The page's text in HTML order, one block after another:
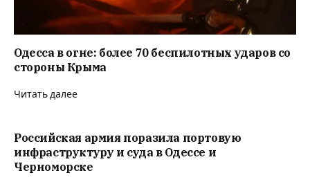
Одесса в огне: более 70 беспилотных ударов со
стороны Крыма
Читать далее
Российская армия поразила портовую
инфраструктуру и суда в Одессе и
Черноморске